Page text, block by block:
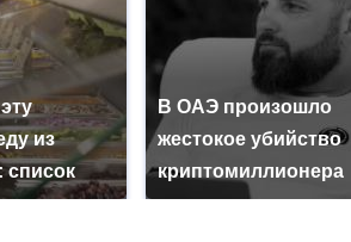
из
список
В ОАЭ произошло
жестокое убийство
криптомиллионера